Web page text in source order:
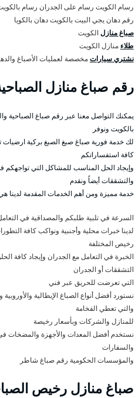
رسام الكويت رسام على الجدران رسام
رقم دهان يجي البيت بالكويت دهان بالكويا
صباغ منازلالكويت
طلاء منازل الكويت
نشتري سياراتمخصصة لعمليات الأصباغ
رقم صباغ منازل
يمكنك التواصل معنا عبر رقم صباغ الصباحية
بالكويت ونوفر
لك خدمة فورية صباغ صبغ الصبغ بركية ارضيات
كافة استفساراتكم
وإيجاد الحل المناسب للمشاكل التي تواجهكم
والتشققات أيضاً ونقدم
خدمة مميزة ومن أهم الخدمات المقدمة لدينا
السرعة في تلبية طلبكم والمصداقية في التعامل
لدينا خبرات محلية وأجنبية ونواكب كافة
رخيص المختلفة
الخبرة في التعامل مع الجدران وإيجاد كافة
التشققات أو الجدران
التي تعرضت للحريق عبر فني
نستورد أفضل أنواع الصباغ الإيطالية والأوروبية
والتي تعطي الفخامة
للمنازل والشركات وبأسعار رخيصة
نستخدم أفضل المعدات والأجهزة والمضخات
والسفارات
والمؤسسات الحكومية رقم صباغ شاطر
صباغ منازل رخيص